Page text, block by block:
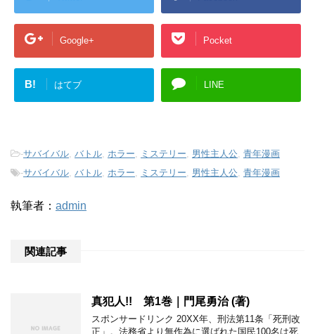
Google+ Pocket
B! はてブ LINE
-サバイバル バトル ホラー ミステリー 男性主人公 青年漫画
-サバイバル バトル ホラー ミステリー 男性主人公 青年漫画
執筆者： admin
関連記事
真犯人!! 第1巻｜門尾勇治 (著)
スポンサードリンク 20XX年、刑法第11条「死刑改
正」。法務省より無作為に選ばれた国民100名は死